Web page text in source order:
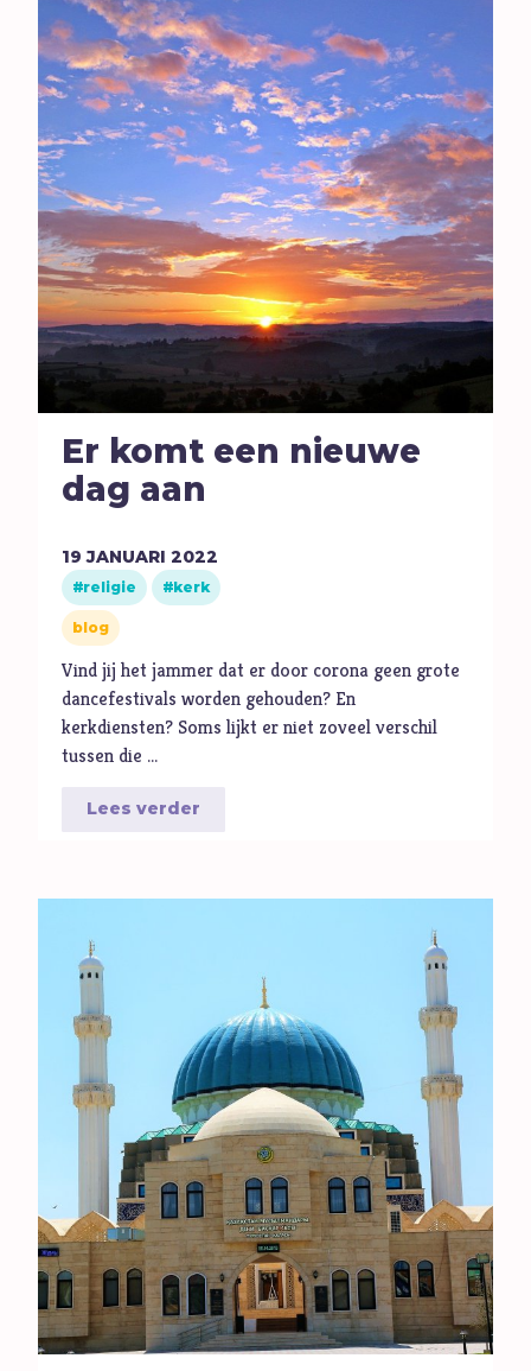
Zintuigen
Zoektocht
Zonde
Er komt een nieuwe
dag aan
19 JANUARI 2022
religie kerk
blog
Vind jij het jammer dat er door corona geen grote
dancefestivals worden gehouden? En
kerkdiensten? Soms lijkt er niet zoveel verschil
tussen die …
Lees verder